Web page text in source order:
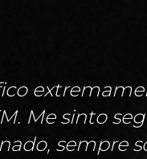
Me sinto
sempre